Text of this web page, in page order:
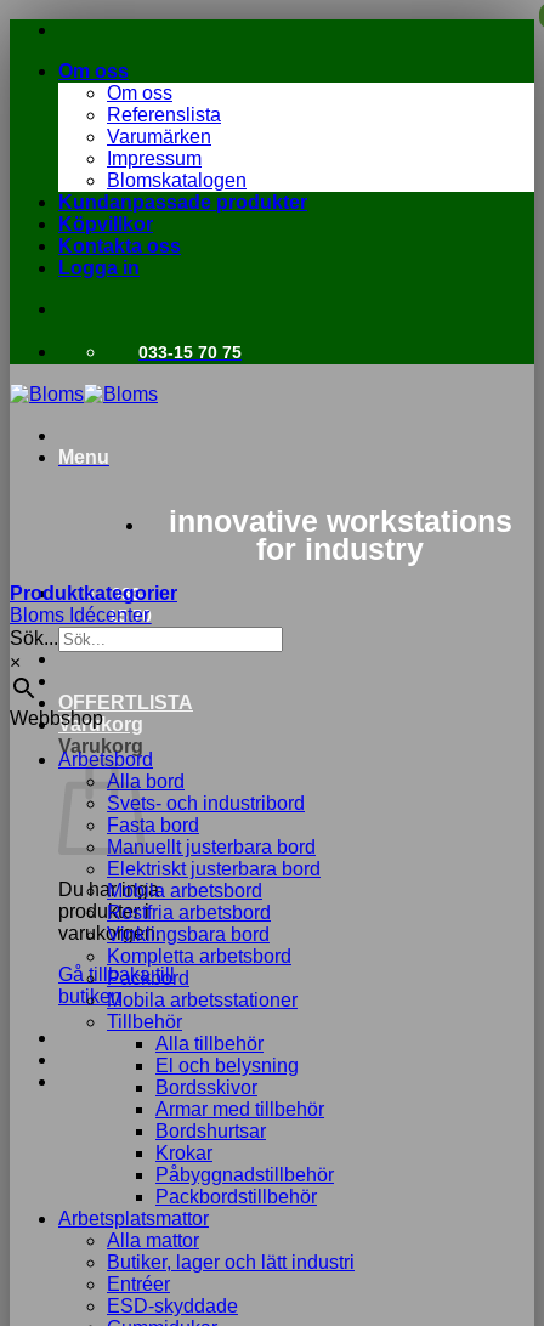
Skip
contentOm oss
Om oss
Referenslista
Varumärken
Impressum
Blomskatalogen
Kundanpassade produkter
Köpvillkor
Kontakta oss
Logga in
033-15 70 75
Menu
innovative workstations
for industry
033-
15 70
OFFERTLISTA
Varukorg
Varukorg
Du har inga
produkter i
varukorgen.
Gå tillbaka till
butiken
Produktkategorier
Bloms Idécenter
Sök...
×
Webbshop
Arbetsbord
Alla bord
Svets- och industribord
Fasta bord
Manuellt justerbara bord
Elektriskt justerbara bord
Mobila arbetsbord
Rostfria arbetsbord
Vinklingsbara bord
Kompletta arbetsbord
Packbord
Mobila arbetsstationer
Tillbehör
Alla tillbehör
El och belysning
Bordsskivor
Armar med tillbehör
Bordshurtsar
Krokar
Påbyggnadstillbehör
Packbordstillbehör
Arbetsplatsmattor
Alla mattor
Butiker, lager och lätt industri
Entréer
ESD-skyddade